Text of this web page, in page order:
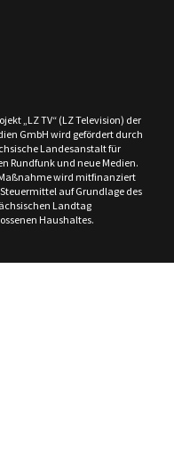
„LZ TV“ (LZ Television) der
GmbH wird gefördert durch
Landesanstalt für
Rundfunk und neue Medien.
wird mitfinanziert
auf Grundlage des
Landtag
Haushaltes.